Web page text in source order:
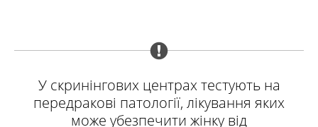
У скринінгових центрах тестують на
передракові патології, лікування яких
може убезпечити жінку від